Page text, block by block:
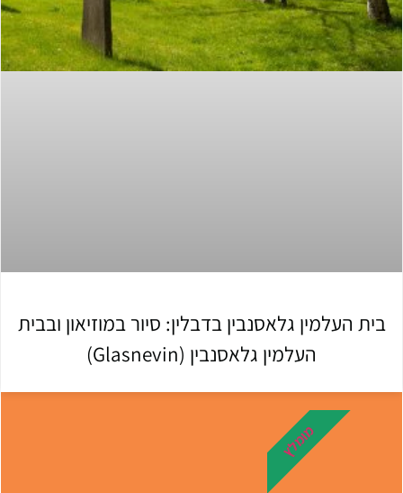
בית העלמין גלאסנבין בדבלין: סיור במוזיאון ובבית
העלמין גלאסנבין (Glasnevin)
מומלץ